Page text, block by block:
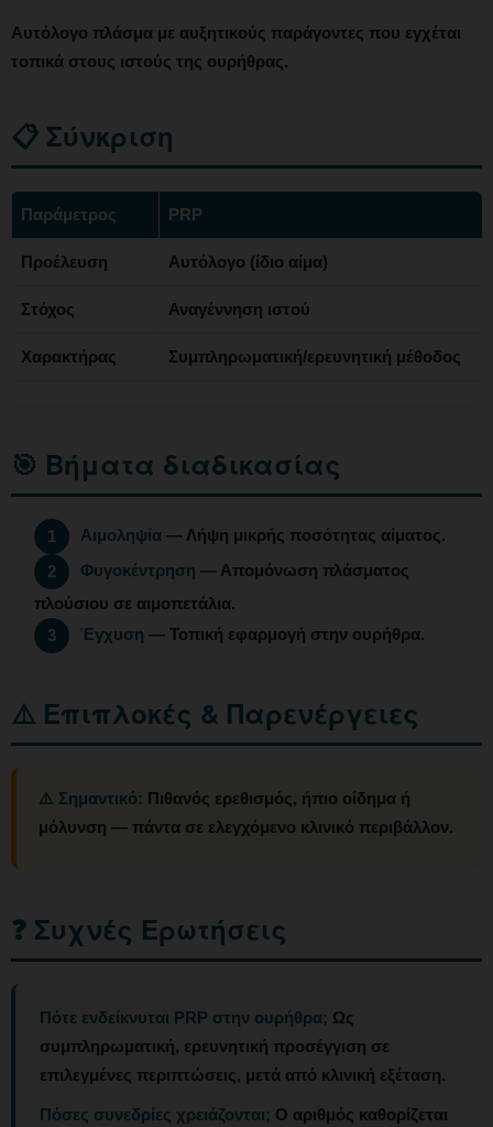
Αυτόλογο πλάσμα με αυξητικούς παράγοντες που εγχέται
τοπικά στους ιστούς της ουρήθρας.
📋 Σύνκριση
Παράμετρος PRP
Προέλευση Αυτόλογο (ίδιο αίμα)
Στόχος Αναγέννηση ιστού
Χαρακτήρας Συμπληρωματική/ερευνητική μέθοδος
🎯 Βήματα διαδικασίας
1 Αιμοληψία — Λήψη μικρής ποσότητας αίματος.
2
Φυγοκέντρηση — Απομόνωση πλάσματος
πλούσιου σε αιμοπετάλια.
3
Έγχυση — Τοπική εφαρμογή στην ουρήθρα.
⚠️ Επιπλοκές & Παρενέργειες
⚠️ Σημαντικό: Πιθανός ερεθισμός, ήπιο οίδημα ή
μόλυνση — πάντα σε ελεγχόμενο κλινικό περιβάλλον.
❓ Συχνές Ερωτήσεις
Πότε ενδείκνυται PRP στην ουρήθρα; Ως
συμπληρωματική, ερευνητική προσέγγιση σε
επιλεγμένες περιπτώσεις, μετά από κλινική εξέταση.
Πόσες συνεδρίες χρειάζονται; Ο αριθμός καθορίζεται